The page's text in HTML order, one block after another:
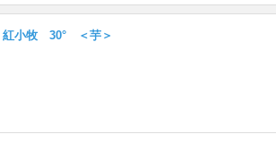
紅小牧 30° ＜芋＞